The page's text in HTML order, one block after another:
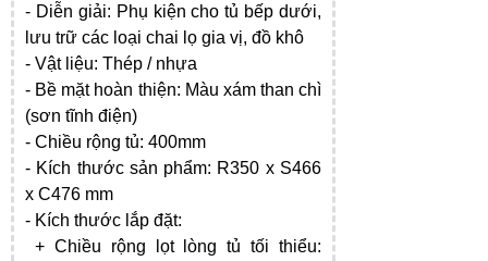
- ​Diễn giải: Phụ kiện cho tủ bếp dưới,
lưu trữ các loại chai lọ gia vị, đồ khô
- Vật liệu: Thép / nhựa
- Bề mặt hoàn thiện: Màu xám than chì
(sơn tĩnh điện)
- Chiều rộng tủ: 400mm
- Kích thước sản phẩm: R350 x S466
x C476 mm
- Kích thước lắp đặt:
+ Chiều rộng lọt lòng tủ tối thiểu: